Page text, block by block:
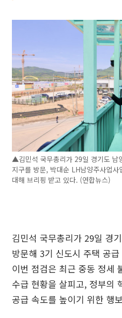
▲김민석 국무총리가 29일 경기도 남
지구를 방문, 박대순 LH남양주사업사
대해 브리핑 받고 있다. (연합뉴스)
김민석 국무총리가 29일 경
방문해 3기 신도시 주택 공
이번 점검은 최근 중동 정세
수급 현황을 살피고, 정부의
공급 속도를 높이기 위한 행